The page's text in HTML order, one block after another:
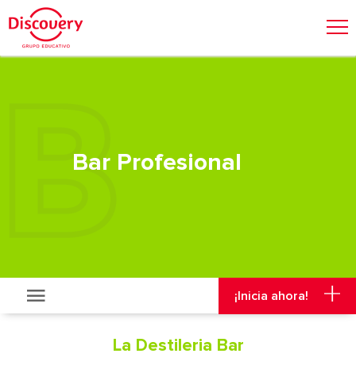
Bar Profesional
¡Inicia ahora!
La Destileria Bar